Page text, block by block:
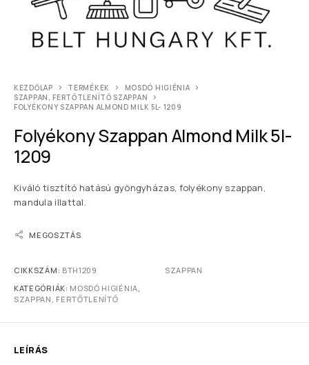
KEZDŐLAP TERMÉKEK
MOSDÓ HIGIÉNIA
SZAPPAN, FERTŐTLENÍTŐ SZAPPAN
FOLYÉKONY SZAPPAN ALMOND MILK 5L- 1209
Folyékony Szappan Almond Milk 5l-
1209
Kiváló tisztító hatású gyöngyházas, folyékony szappan,
mandula illattal.
MEGOSZTÁS
CIKKSZÁM: BTH1209
KATEGÓRIÁK: MOSDÓ HIGIÉNIA,
SZAPPAN, FERTŐTLENÍTŐ
SZAPPAN
LEÍRÁS